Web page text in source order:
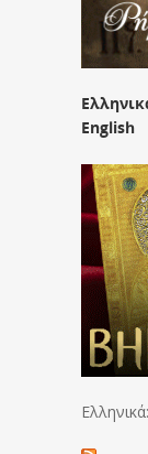
English